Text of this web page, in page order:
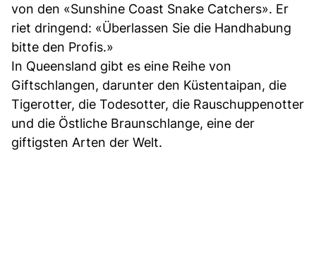
von den «Sunshine Coast Snake Catchers». Er
riet dringend: «Überlassen Sie die Handhabung
bitte den Profis.»
In Queensland gibt es eine Reihe von
Giftschlangen, darunter den Küstentaipan, die
Tigerotter, die Todesotter, die Rauschuppenotter
und die Östliche Braunschlange, eine der
giftigsten Arten der Welt.